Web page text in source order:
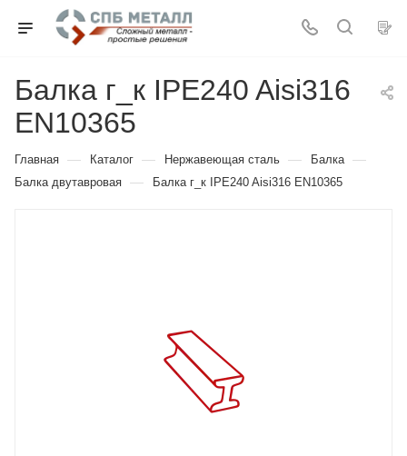
Балка г_к IPE240 Aisi316
EN10365
Главная — Каталог — Нержавеющая сталь — Балка —
Балка двутавровая — Балка г_к IPE240 Aisi316 EN10365